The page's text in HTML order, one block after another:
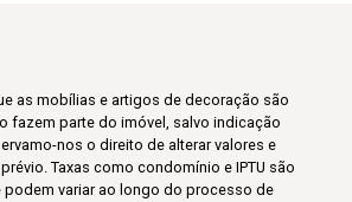
as mobílias e artigos de decoração são
fazem parte do imóvel, salvo indicação
nos o direito de alterar valores e
Taxas como condomínio e IPTU são
podem variar ao longo do processo de